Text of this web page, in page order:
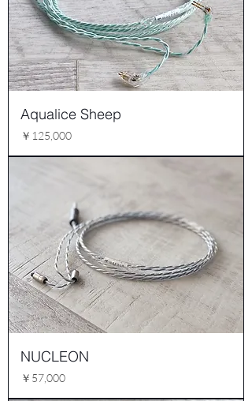
Aqualice Sheep
価格
￥125,000
NUCLEON
価格
￥57,000